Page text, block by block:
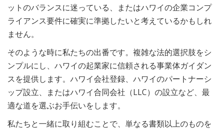
ットのバランスに迷っている、またはハワイの企業コンプ
ライアンス要件に確実に準拠したいと考えているかもしれ
ません。
そのような時に私たちの出番です。複雑な法的選択肢をシ
ンプルにし、ハワイの起業家に信頼される事業体ガイダン
スを提供します。ハワイ会社登録、ハワイのパートナーシ
ップ設立、またはハワイ合同会社（LLC）の設立など、最
適な道を選ぶお手伝いをします。
私たちと一緒に取り組むことで、単なる書類以上のものを